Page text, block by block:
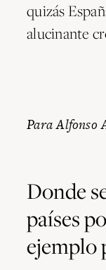
quizás
alucinante
Para Alfonso
Donde
países
ejemplo